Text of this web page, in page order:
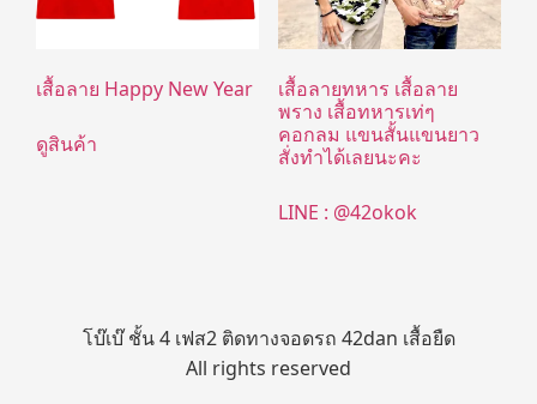
เสื้อลาย Happy New Year
ดูสินค้า
เสื้อลายทหาร เสื้อลาย
พราง เสื้อทหารเท่ๆ
คอกลม แขนสั้นแขนยาว
สั่งทำได้เลยนะคะ
LINE : @42okok
โบ๊เบ๊ ชั้น 4 เฟส2 ติดทางจอดรถ 42dan เสื้อยืด
All rights reserved